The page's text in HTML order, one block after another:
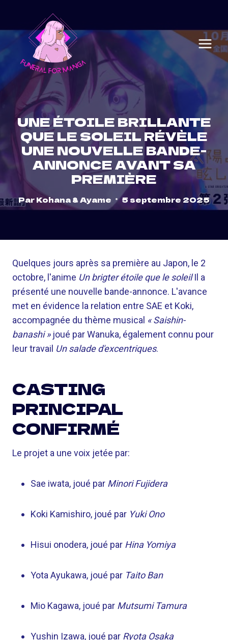
content
UNE ÉTOILE BRILLANTE
QUE LE SOLEIL RÉVÈLE
UNE NOUVELLE BANDE-
ANNONCE AVANT SA
PREMIÈRE
ParKohana & Ayame 5 septembre 2025
Quelques jours après sa première au Japon, le 2
octobre, l'anime Un brigter étoile que le soleilIl a
présenté une nouvelle bande-annonce. L'avance
met en évidence la relation entre SAE et Koki,
accompagnée du thème musical « Saishin-
banashi »joué par Wanuka, également connu pour
leur travail Un salade d'excentriques.
CASTING
PRINCIPAL
CONFIRMÉ
Le projet a une voix jetée par:
Sae iwata, joué par Minori Fujidera
Koki Kamishiro, joué par Yuki Ono
Hisui onodera, joué par Hina Yomiya
Yota Ayukawa, joué par Taito Ban
Mio Kagawa, joué par Mutsumi Tamura
Yushin Izawa, joué par Ryota Osaka